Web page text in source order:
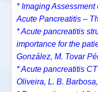
* Imaging
Acute Pancreatitis –
* Acute pancreatitis
importance for the
González, M. Tovar
* Acute pancreatitis
Oliveira, L. B.